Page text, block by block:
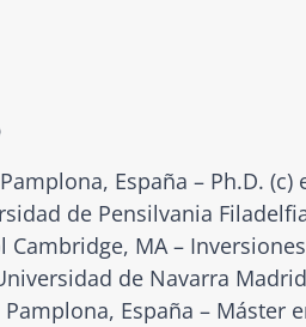
España – Ph.D. (c)
de Pensilvania
Cambridge, MA –
de Navarra
España – Máster